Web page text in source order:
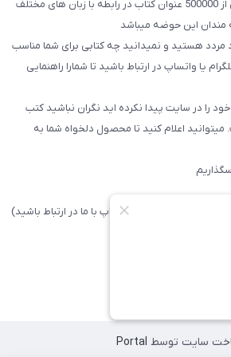
فروشگاه یاس کتاب با بیش از 500000 عنوان کتاب در رابطه با زبان های مختلف
مندان این حوضه میباشد
مردد هستید و نمیدانید چه کتابی برای شما مناسب
یا واتساپ در ارتباط باشید تا شما‌را راهنمایی
را در سایت پیدا نکرده اید نگران نباشید کتب
اعلام کنید تا محصول دلخواه شما به
سایت توسط Portal